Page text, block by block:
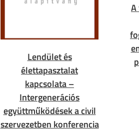
Lendület és
élettapasztalat
kapcsolata –
Intergenerációs
együttműködések a civil
szervezetben konferencia